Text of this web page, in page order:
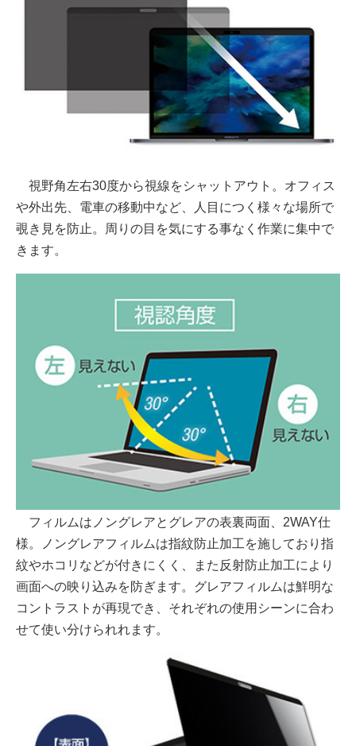
視野角左右30度から視線をシャットアウト。オフィス
や外出先、電車の移動中など、人目につく様々な場所で
覗き見を防止。周りの目を気にする事なく作業に集中で
きます。
フィルムはノングレアとグレアの表裏両面、2WAY仕
様。ノングレアフィルムは指紋防止加工を施しており指
紋やホコリなどが付きにくく、また反射防止加工により
画面への映り込みを防ぎます。グレアフィルムは鮮明な
コントラストが再現でき、それぞれの使用シーンに合わ
せて使い分けられれます。